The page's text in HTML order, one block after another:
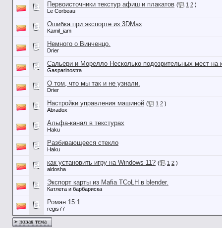
Первоисточники текстур афиш и плакатов ( 1 2 )
Le Corbeau
Ошибка при экспорте из 3DMax
Kamil_iam
Немного о Винченцо.
Drier
Сальери и Морелло Несколько подозрительных мест на
Gasparinostra
О том, что мы так и не узнали.
Drier
Настройки управления машиной ( 1 2 )
Abradox
Альфа-канал в текстурах
Haku
Разбивающееся стекло
Haku
как установить игру на Windows 11? ( 1 2 )
aldosha
Экспорт карты из Mafia TCoLH в blender.
Катлета и барбариска
Роман 15:1
regis77
новая тема